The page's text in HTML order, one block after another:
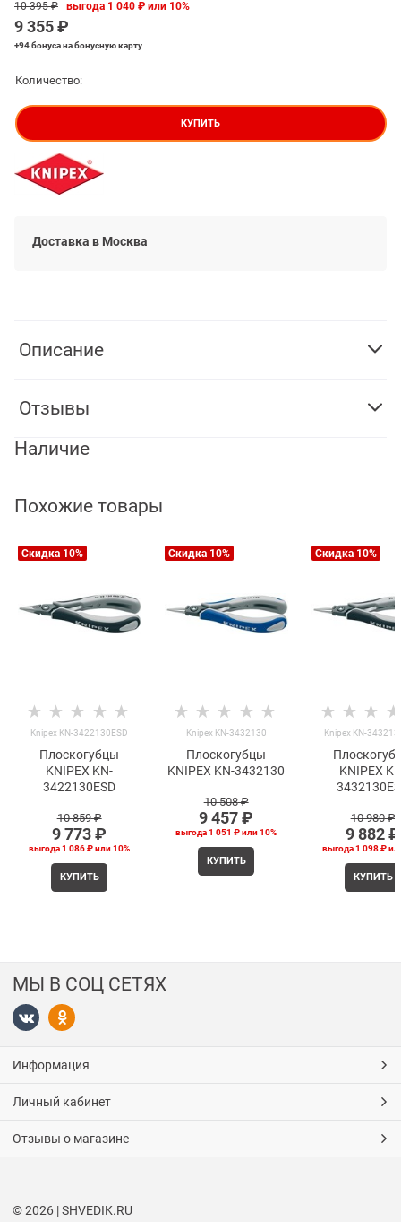
10 395 ₽
9 355 ₽
выгода 1 040 ₽ или 10%
+94 бонусана бонусную карту
Количество:
КУПИТЬ
Доставка в Москва
Описание
Отзывы
Наличие
Похожие товары
Скидка 10%
Knipex KN-3422130ESD
Плоскогубцы
KNIPEX KN-
3422130ESD
10 859 ₽
9 773 ₽
выгода1 086 ₽или10%
КУПИТЬ
Скидка 10%
Knipex KN-3432130
Плоскогубцы
KNIPEX KN-3432130
10 508 ₽
9 457 ₽
выгода1 051 ₽или10%
КУПИТЬ
Скидка 10%
Knipex KN-
KNIPEX
10 980 ₽
9 882 ₽
выгода1 098 ₽
КУПИТЬ
МЫ В СОЦ СЕТЯХ
Информация
Личный кабинет
Отзывы о магазине
© 2026 | SHVEDIK.RU